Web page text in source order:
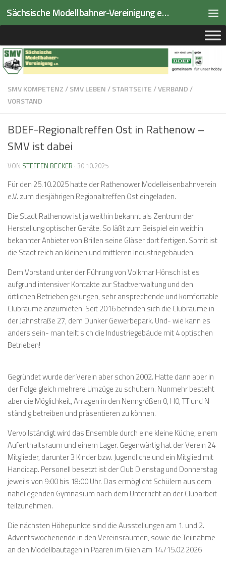
Zum Inhalt springen Sächsische Modellbahner-Vereinigung e.V.
SMV KOMPETENZ/SMV LEBEN/STARTSEITE/VERBAND/
VORSTAND
BDEF-Regionaltreffen Ost in Rathenow –
SMV ist dabei
VON STEFFEN BECKER · 30.10.2025
Für den 25.10.2025 hatte der Rathenower Modelleisenbahnverein
e.V. zum diesjährigen Regionaltreffen Ost eingeladen.
Die Stadt Rathenow ist ja weithin bekannt als Zentrum der
Herstellung optischer Geräte. So läßt zum Beispiel ein weithin
bekannter Anbieter von Brillen seine Gläser dort fertigen. Somit ist
die Stadt reich an kleinen und mittleren Industriegebäuden.
Dem Vorstand unter der Führung von Volkmar Hönsch ist es
aufgrund intensiver Kontakte zur Stadtverwaltung und den
örtlichen Betrieben gelungen, sehr ansprechende und komfortable
Clubräume anzumieten. Seit 2016 befinden sich die Clubräume in
der Jahnstraße 27, dem Dunker Gewerbepark. Und- wie kann es
anders sein- man teilt sich die Industriegebäude mit 4 optischen
Betrieben!
Gegründet wurde der Verein aber schon 2002. Hatte dann aber in
der Folge gleich mehrere Umzüge zu schultern. Nunmehr besteht
aber die Möglichkeit, Anlagen in den Nenngrößen 0, H0, TT und N
ständig betreiben und präsentieren zu können.
Vervollständigt wird das Ensemble durch eine kleine Küche, einem
Aufenthaltsraum und einem Lager. Gegenwärtig hat der Verein 24
Mitglieder, darunter 3 Kinder bzw. Jugendliche und ein Mitglied mit
Handicap. Personell besetzt ist der Club Dienstag und Donnerstag
jeweils von 9:00 bis 18:00 Uhr. Das ermöglicht Schülern aus dem
naheliegenden Gymnasium nach dem Unterricht an der Clubarbeit
teilzunehmen.
Die nächsten Höhepunkte sind die Ausstellungen am 1. und 2.
Adventswochenende in den Vereinsräumen, sowie die Teilnahme
an den Modellbautagen in Paaren im Glien am 14./15.02.2026